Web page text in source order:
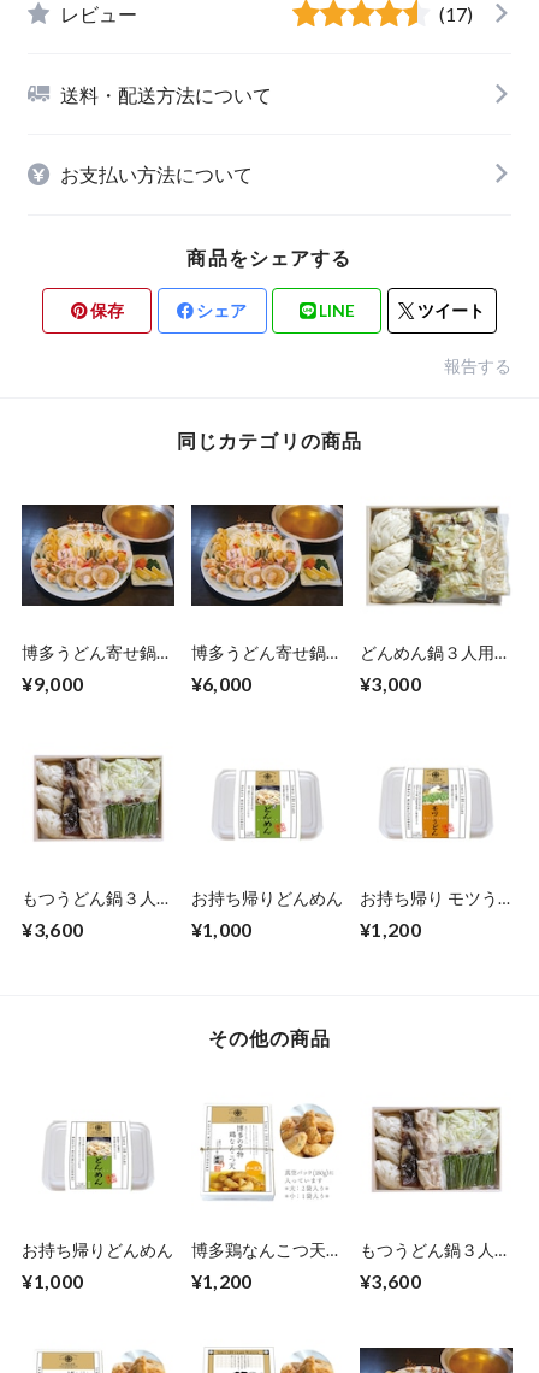
レビュー (17)
送料・配送方法について
お支払い方法について
商品をシェアする
保存 シェア LINE ツイート
報告する
同じカテゴリの商品
博多うどん寄せ鍋
¥9,000
博多うどん寄せ鍋
¥6,000
どんめん鍋３人用
¥3,000
もつうどん鍋３人用
¥3,600
お持ち帰りどんめん
¥1,000
お持ち帰り モツう
¥1,200
その他の商品
お持ち帰りどんめん
¥1,000
博多鶏なんこつ天チ
¥1,200
もつうどん鍋３人用
¥3,600